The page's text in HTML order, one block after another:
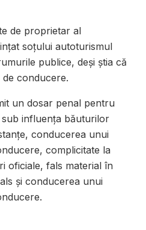
de proprietar al
soțului autoturismul
publice, deși știa că
conducere.
un dosar penal pentru
influența băuturilor
conducerea unui
complicitate la
oficiale, fals material în
și conducerea unui